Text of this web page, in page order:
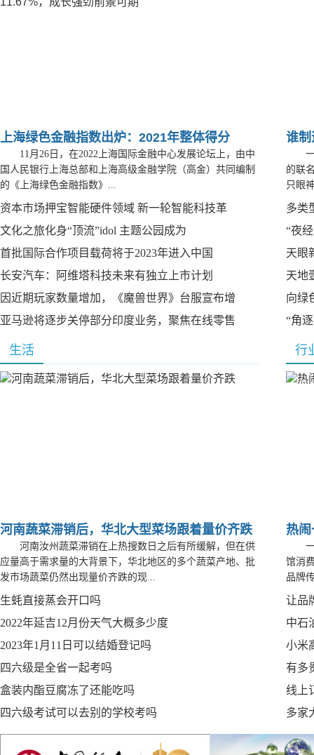
上海绿色金融指数出炉：2021年整体得分
11月26日，在2022上海国际金融中心发展论坛上，由中
国人民银行上海总部和上海高级金融学院（高金）共同编制
的《上海绿色金融指数》...
资本市场押宝智能硬件领域 新一轮智能科技革
文化之旅化身“顶流”idol 主题公园成为
首批国际合作项目载荷将于2023年进入中国
长安汽车：阿维塔科技未来有独立上市计划
因近期玩家数量增加，《魔兽世界》台服宣布增
亚马逊将逐步关停部分印度业务，聚焦在线零售
谁制
的联
只眼
多类
“夜
天眼
天地
向绿
“角
生活
河南蔬菜滞销后，华北大型菜场跟着量价齐跌
河南汝州蔬菜滞销在上热搜数日之后有所缓解，但在供
应量高于需求量的大背景下，华北地区的多个蔬菜产地、批
发市场蔬菜仍然出现量价齐跌的现...
生蚝直接蒸会开口吗
2022年延吉12月份天气大概多少度
2023年1月11日可以结婚登记吗
四六级是全省一起考吗
盒装内酯豆腐冻了还能吃吗
四六级考试可以去别的学校考吗
行
热闹
馆消
品牌
让品
中石
小米
有多
线上
多家